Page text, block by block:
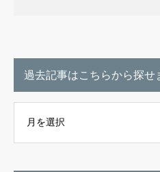
過去記事はこちらから探せ